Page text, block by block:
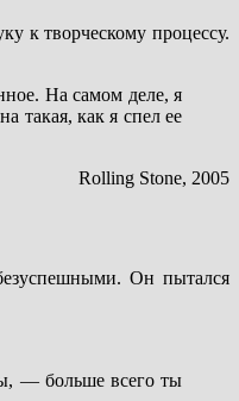
к творческому процессу.
На самом деле, я
такая, как я спел ее
Rolling Stone, 2005
Он пытался
— больше всего ты